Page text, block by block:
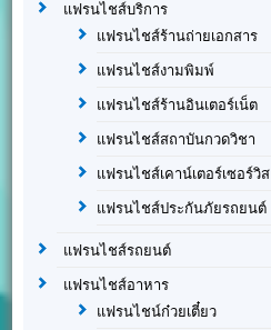
แฟรนไชส์บริการ
แฟรนไชส์ร้านถ่ายเอกสาร
แฟรนไชส์งามพิมพ์
แฟรนไชส์ร้านอินเตอร์เน็ต
แฟรนไชส์สถาบันกวดวิชา
แฟรนไชส์เคาน์เตอร์เซอร์วิส
แฟรนไชส์ประกันภัยรถยนต์
แฟรนไชส์รถยนต์
แฟรนไชส์อาหาร
แฟรนไชน์ก๋วยเตี๋ยว